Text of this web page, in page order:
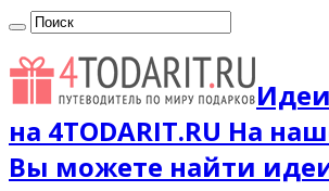
на 4TODARIT.RU На
Вы можете найти